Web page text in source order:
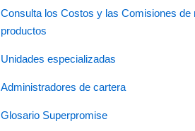
Consulta los Costos y las Comisiones de
productos
Unidades especializadas
Administradores de cartera
Glosario Superpromise